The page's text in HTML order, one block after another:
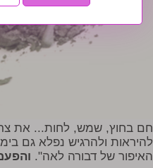
חם בחוץ, שמש, לחות... את
להיראות ולהרגיש נפלא גם
האיפור של דבורה לאה".